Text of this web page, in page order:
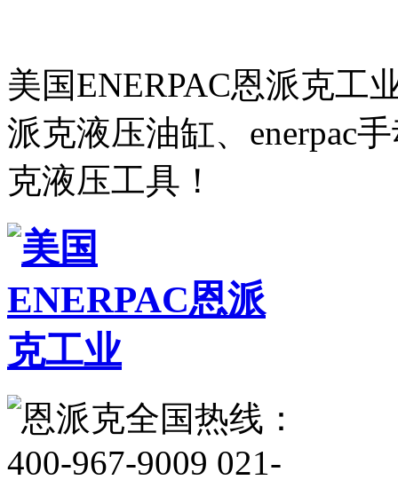
美国ENERPAC恩派克工
派克液压油缸、enerpac
克液压工具！